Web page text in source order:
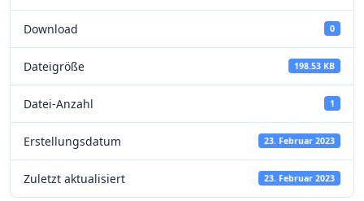
Download 0
Dateigröße 198.53 KB
Datei-Anzahl 1
Erstellungsdatum 23. Februar 2023
Zuletzt aktualisiert 23. Februar 2023